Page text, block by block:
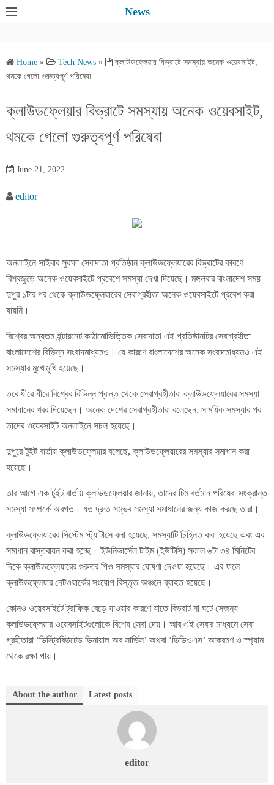
News
Home » Tech News »
ক্লাউডফ্লেয়ার বিভ্রাটে সমস্যায় অনেক ওয়েবসাইট,
থমকে গেলো গুরুত্বপূর্ণ পরিষেবা
ক্লাউডফ্লেয়ার বিভ্রাটে সমস্যায় অনেক ওয়েবসাইট,
থমকে গেলো গুরুত্বপূর্ণ পরিষেবা
June 21, 2022
editor
অনলাইনে সাইবার সুরক্ষা সেবাদাতা প্রতিষ্ঠান ক্লাউডফ্লেয়ারের বিভ্রাটের কারণে
বিশ্বজুড়ে অনেক ওয়েবসাইটে প্রবেশে সমস্যা দেখা দিয়েছে। মঙ্গলবার বাংলাদেশ সময়
দুপুর ১টার পর থেকে ক্লাউডফ্লেয়ারের সেবাগ্রহীতা অনেক ওয়েবসাইটে প্রবেশ করা
যায়নি।
বিশ্বের অন্যতম ইন্টারনেট কাঠামোভিত্তিক সেবাদাতা এই প্রতিষ্ঠানটির সেবাগ্রহীতা
বাংলাদেশের বিভিন্ন সংবাদমাধ্যমও। যে কারণে বাংলাদেশের অনেক সংবাদমাধ্যমও এই
সমস্যার মুখোমুখি হয়েছে।
তবে ধীরে ধীরে বিশ্বের বিভিন্ন প্রান্ত থেকে সেবাগ্রহীতারা ক্লাউডফ্লেয়ারের সমস্যা
সমাধানের খবর দিয়েছেন। অনেক দেশের সেবাগ্রহীতারা বলেছেন, সাময়িক সমস্যার পর
তাদের ওয়েবসাইট অনলাইনে সচল হয়েছে।
দুপুরে টুইট বার্তায় ক্লাউডফ্লেয়ার বলেছে, ক্লাউডফ্লেয়ারের সমস্যার সমাধান করা
হয়েছে।
তার আগে এক টুইট বার্তায় ক্লাউডফ্লেয়ার জানায়, তাদের টিম বর্তমান পরিষেবা সংক্রান্ত
সমস্যা সম্পর্কে অবগত। যত দ্রুত সম্ভব সমস্যা সমাধানের জন্য কাজ করছে তারা।
ক্লাউডফ্লেয়ারের সিস্টেম স্ট্যাটাসে বলা হয়েছে, সমস্যাটি চিহ্নিত করা হয়েছে এবং এর
সমাধান বাস্তবায়ন করা হচ্ছে। ইউনিভার্সেল টাইম (ইউটিসি) সকাল ৬টা ৩৪ মিনিটের
দিকে ক্লাউডফ্লেয়ারের গুরুতর পিও সমস্যার ঘোষণা দেওয়া হয়েছে। এর ফলে
ক্লাউডফ্লেয়ার নেটওয়ার্কের সংযোগ বিস্তৃত অঞ্চলে ব্যাহত হয়েছে।
কোনও ওয়েবসাইটে ট্রাফিক বেড়ে যাওয়ার কারণে যাতে বিভ্রাট না ঘটে সেজন্য
ক্লাউডফ্লেয়ার ওয়েবসাইটগুলোকে বিশেষ সেবা দেয়। আর এই সেবার মাধ্যমে সেবা
গ্রহীতারা ‘ডিস্ট্রিবিউটেড ডিনায়াল অব সার্ভিস’ অথবা ‘ডিডিওএস’ আক্রমণ ও স্প্যাম
থেকে রক্ষা পায়।
About the author Latest posts
editor